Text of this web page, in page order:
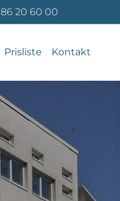
86 20 60 00
Prisliste Kontakt